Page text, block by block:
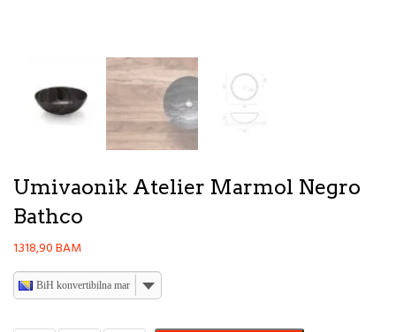
Umivaonik Atelier Marmol Negro
Bathco
1.318,90BAM
BiH konvertibilna marka